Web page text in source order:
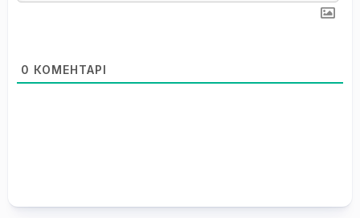
0 КОМЕНТАРІ